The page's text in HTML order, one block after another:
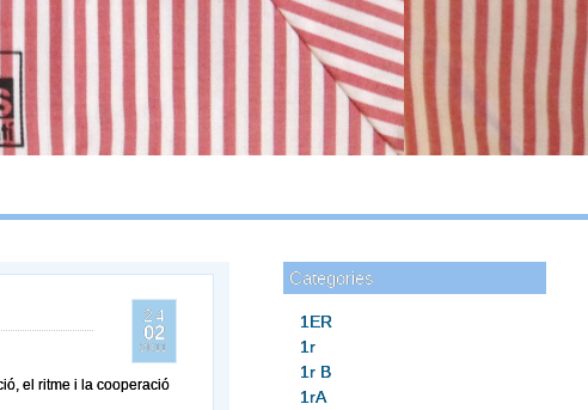
Categories
1ER
1r
1r B
1rA
24
02
2011
el ritme i la cooperació